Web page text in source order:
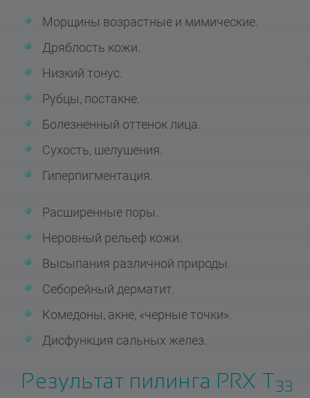
Морщины возрастные и мимические.
Дряблость кожи.
Низкий тонус.
Рубцы, постакне.
Болезненный оттенок лица.
Сухость, шелушения.
Гиперпигментация.
Расширенные поры.
Неровный рельеф кожи.
Высыпания различной природы.
Себорейный дерматит.
Комедоны, акне, «черные точки».
Дисфункция сальных желез.
Результат пилинга PRX T33